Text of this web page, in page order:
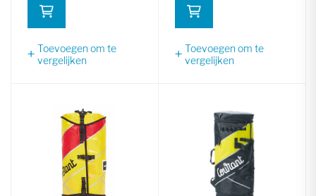
Toevoegen om te
vergelijken
Toevoegen om te
vergelijken